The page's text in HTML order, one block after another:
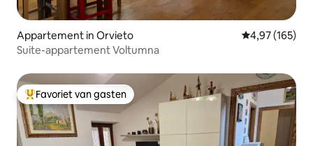
Appartement in Orvieto Gemiddelde
4,97 (165)
Suite-appartement Voltumna
Topfavoriet van gasten
Favoriet van gasten